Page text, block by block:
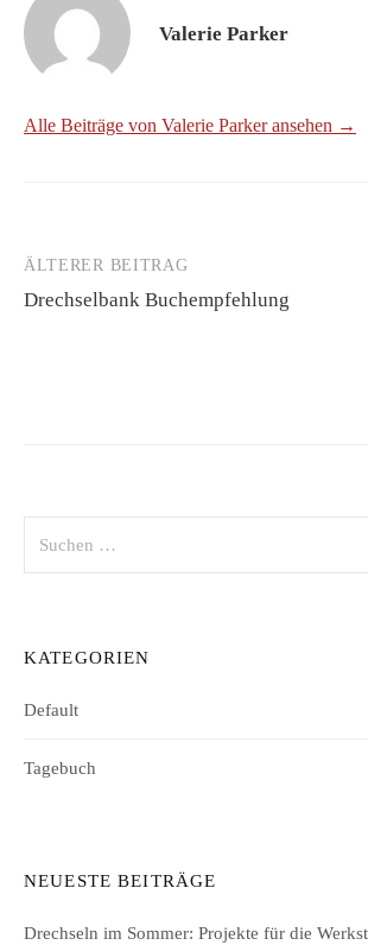
Valerie Parker
Alle Beiträge von Valerie Parker ansehen →
Beitrags-
Navigation
ÄLTERER BEITRAG
Drechselbank Buchempfehlung
nach:
KATEGORIEN
Default
Tagebuch
NEUESTE BEITRÄGE
Drechseln im Sommer: Projekte für die